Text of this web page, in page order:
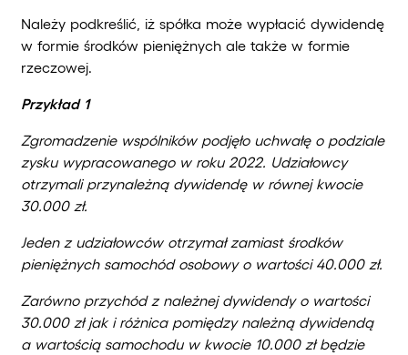
Należy podkreślić, iż spółka może wypłacić dywidendę
w formie środków pieniężnych ale także w formie
rzeczowej.
Przykład 1
Zgromadzenie wspólników podjęło uchwałę o podziale
zysku wypracowanego w roku 2022. Udziałowcy
otrzymali przynależną dywidendę w równej kwocie
30.000 zł.
Jeden z udziałowców otrzymał zamiast środków
pieniężnych samochód osobowy o wartości 40.000 zł.
Zarówno przychód z należnej dywidendy o wartości
30.000 zł jak i różnica pomiędzy należną dywidendą
a wartością samochodu w kwocie 10.000 zł będzie